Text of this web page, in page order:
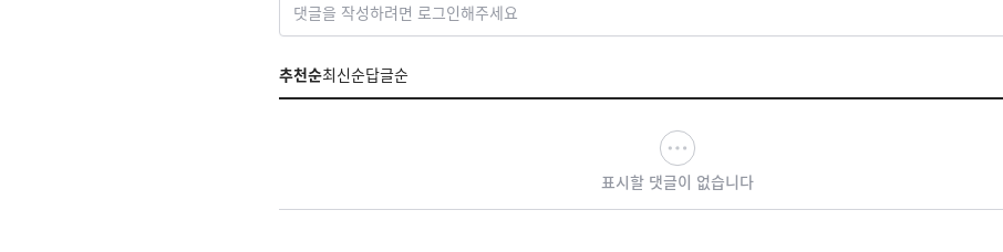
댓글을 작성하려면 로그인해주세요
추천순최신순답글순
표시할 댓글이 없습니다